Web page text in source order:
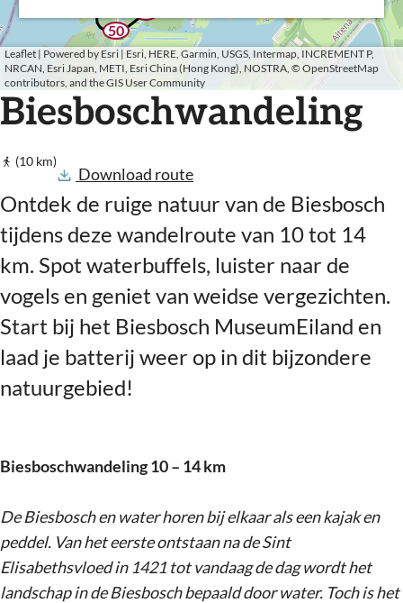
g
e
p
o
i
n
_
w
a
w
a
l
k
i
t
_
w
l
k
n
t
_
w
a
k
w
a
y
p
o
i
n
t
l
w
a
y
p
i
n
w
a
k
50
n
t
_
w
a
l
w
a
l
k
_
a
l
k
i
t
_
w
a
k
o
i
n
t
_
w
a
l
p
o
i
n
_
w
a
Leaflet | Powered by Esri | Esri, HERE, Garmin, USGS, Intermap, INCREMENT P,
NRCAN, Esri Japan, METI, Esri China (Hong Kong), NOSTRA, © OpenStreetMap
contributors, and the GIS User Community
Biesboschwandeling
(10 km)
Download route
Ontdek de ruige natuur van de Biesbosch
tijdens deze wandelroute van 10 tot 14
km. Spot waterbuffels, luister naar de
vogels en geniet van weidse vergezichten.
Start bij het Biesbosch MuseumEiland en
laad je batterij weer op in dit bijzondere
natuurgebied!
Biesboschwandeling 10 – 14 km
De Biesbosch en water horen bij elkaar als een kajak en
peddel. Van het eerste ontstaan na de Sint
Elisabethsvloed in 1421 tot vandaag de dag wordt het
landschap in de Biesbosch bepaald door water. Toch is het